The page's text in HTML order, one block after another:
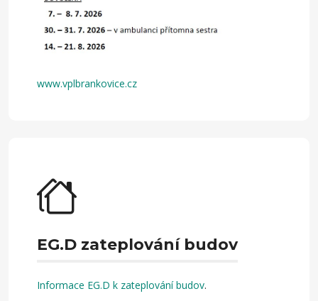
www.vplbrankovice.cz
EG.D zateplování budov
Informace EG.D k zateplování budov.